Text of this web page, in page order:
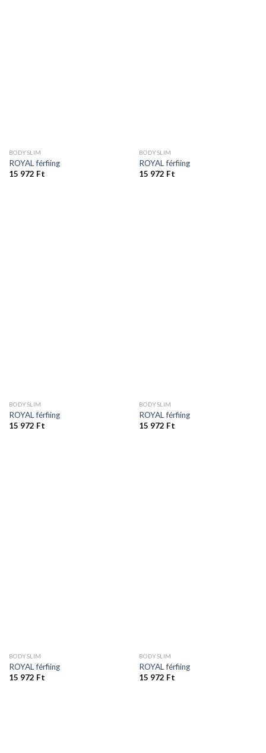
BODYSLIM
ROYAL férfiing
15 972 Ft
BODYSLIM
ROYAL férfiing
15 972 Ft
BODYSLIM
ROYAL férfiing
15 972 Ft
BODYSLIM
ROYAL férfiing
15 972 Ft
BODYSLIM
ROYAL férfiing
15 972 Ft
BODYSLIM
ROYAL férfiing
15 972 Ft